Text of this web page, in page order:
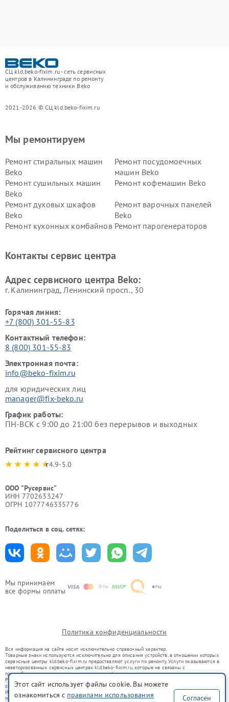
СЦ kld.beko-fixim.ru - сеть сервисных
центров в Калининграде по ремонту
и обслуживанию техники Beko
2021-2026 © СЦ kld.beko-fixim.ru
Мы принимаем
все формы оплаты
Мы ремонтируем
Ремонт стиральных машин
Beko
Ремонт посудомоечных
машин Beko
Ремонт сушильных машин
Beko
Ремонт кофемашин Beko
Ремонт духовых шкафов
Beko
Ремонт варочных панелей
Beko
Ремонт кухонных комбайнов Ремонт парогенераторов
Ремонт холодильников Beko Ремонт морозильных камер
Контакты сервис центра
Адрес сервисного центра Beko:
г. Калининград, Ленинский просп., 30
Горячая линия:
+7 (800) 301-55-83
Контактный телефон:
8 (800) 301-55-83
Электронная почта:
info@beko-fixim.ru
для юридических лиц
manager@fix-beko.ru
График работы:
ПН-ВСК с 9:00 до 21:00 без перерывов и выходных
Рейтинг сервисного центра
4.9-5.0
ООО "Русервис"
ИНН 7702633247
ОГРН 1077746335776
Поделиться в соц. сетях:
Политика конфиденциальности
Вся информация на сайте носит исключительно справочный характер.
Товарные знаки используются исключительно для описания устройств, в отношении которых
сервисные центры kld.beko-fixim.ru предоставляют услуги по ремонту. Услуги оказываются в
неавторизованных сервисных центрах kld.beko-fixim.ru, которые не связаны с
правообладателями товарных знаков или их официальными представителями.
Ремонт осуществляется для устройств, уже введенных в гражданский оборот в соответствии
со статьей 1487 ГК РФ.
Использование товарных знаков не преследует цели индивидуализации услуг или введения
потребителей в заблуждение, а служит для информирования о предоставляемых услугах по
Этот сайт использует файлы cookie. Вы можете
ознакомиться с правилами использования
Согласен